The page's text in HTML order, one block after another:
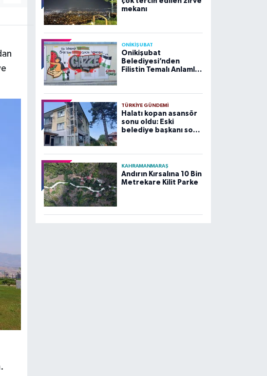
mekanı
ONİKİŞUBAT
Onikişubat
Belediyesi’nden
Filistin Temalı Anlamlı
TÜRKIYE GÜNDEMI
Halatı kopan asansör
sonu oldu: Eski
belediye başkanı son
KAHRAMANMARAŞ
Andırın Kırsalına 10 Bin
Metrekare Kilit Parke